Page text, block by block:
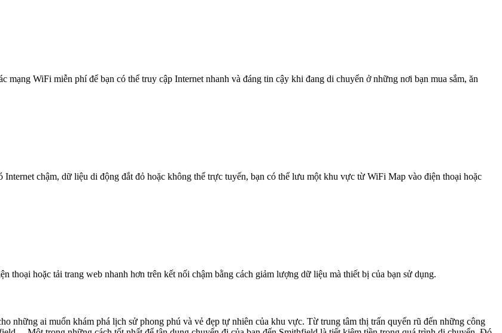
WiFi miễn phí để bạn có thể truy cập Internet nhanh và đáng tin cậy khi đang di chuyển ở những nơi bạn mua sắm, ăn
chậm, dữ liệu di động đắt đỏ hoặc không thể trực tuyến, bạn có thể lưu một khu vực từ WiFi Map vào điện thoại hoặc
thoại hoặc tải trang web nhanh hơn trên kết nối chậm bằng cách giảm lượng dữ liệu mà thiết bị của bạn sử dụng.
những ai muốn khám phá lịch sử phong phú và vẻ đẹp tự nhiên của khu vực. Từ trung tâm thị trấn quyến rũ đến những công